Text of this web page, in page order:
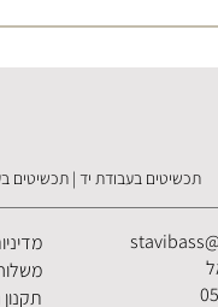
תכשיטים בעבודת יד | תכשיטים בעיצוב אישי |